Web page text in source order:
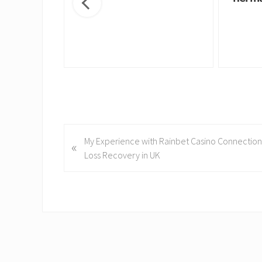
r
«
My Experience with Rainbet Casino Connection
Loss Recovery in UK